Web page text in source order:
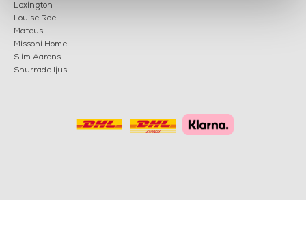
Lexington
Louise Roe
Mateus
Missoni Home
Slim Aarons
Snurrade ljus